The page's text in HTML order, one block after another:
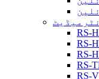
RS-
RS-
RS-
RS-
RS-